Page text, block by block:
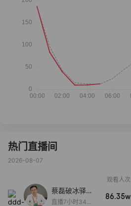
热门直播间
2026-08-07
观看人次
蔡磊破冰驿站
直播间好物分
直播7小时34分
86.35w